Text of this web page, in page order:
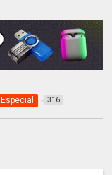
Especial 316